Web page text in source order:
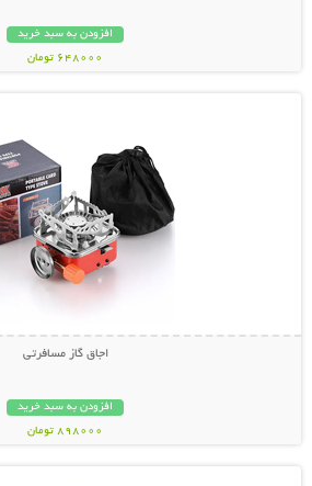
افزودن به سبد خرید
648000 تومان
نمایش توضیحات بیشتر
اجاق گاز مسافرتی
افزودن به سبد خرید
898000 تومان
نمایش توضیحات بیشتر